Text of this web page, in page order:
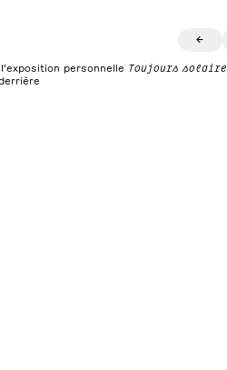
←
personnelle Toujours solaire